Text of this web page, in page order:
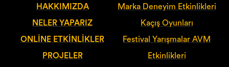
HAKKIMIZDA
NELER YAPARIZ
ONLINE ETKINLIKLER
PROJELER
Marka Deneyim Etkinlikleri
Kaçış Oyunları
Festival Yarışmalar AVM
Etkinlikleri